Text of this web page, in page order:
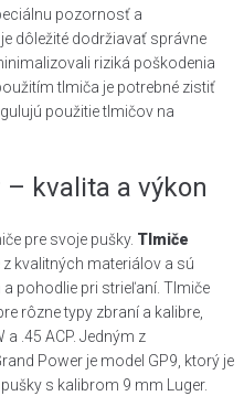
pozornosť a
dôležité dodržiavať správne
riziká poškodenia
tlmiča je potrebné zistiť
použitie tlmičov na
kvalita a výkon
pre svoje pušky. Tlmiče
kvalitných materiálov a sú
pohodlie pri strieľaní. Tlmiče
rôzne typy zbraní a kalibre,
a .45 ACP. Jedným z
Power je model GP9, ktorý je
s kalibrom 9 mm Luger.